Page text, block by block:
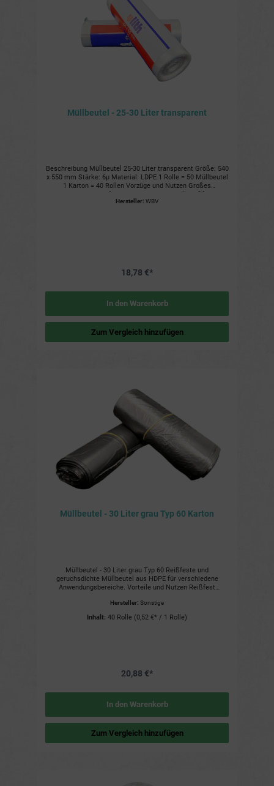
Müllbeutel - 25-30 Liter transparent
Beschreibung Müllbeutel 25-30 Liter transparent Größe: 540
x 550 mm Stärke: 6µ Material: LDPE 1 Rolle = 50 Müllbeutel
1 Karton = 40 Rollen Vorzüge und Nutzen Großes
stabil Durchsichtiges Material für einfache Kontrolle des
Hersteller: WBV
18,78 €*
In den Warenkorb
Zum Vergleich hinzufügen
Müllbeutel - 30 Liter grau Typ 60 Karton
Müllbeutel - 30 Liter grau Typ 60 Reißfeste und
geruchsdichte Müllbeutel aus HDPE für verschiedene
Anwendungsbereiche. Vorteile und Nutzen Reißfest
Für den Hausmüll Für den Gewerbemüll Für die Gartenarbeit
Weitere Details Fassungsvermögen: 30 Liter Farbe: grau-
transparent Material: HDPE Abmessungen: 50 x 60 cm 1
Hersteller: Sonstige
Inhalt: 40 Rolle (0,52 €* / 1 Rolle)
20,88 €*
In den Warenkorb
Zum Vergleich hinzufügen